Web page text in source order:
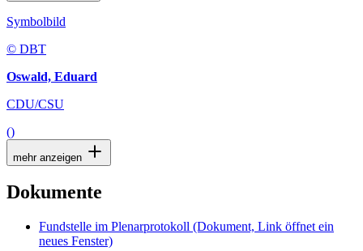
Symbolbild
© DBT
Oswald, Eduard
CDU/CSU
()
mehr anzeigen
Dokumente
Fundstelle im Plenarprotokoll (Dokument, Link öffnet ein
neues Fenster)